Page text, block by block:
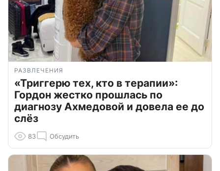
РАЗВЛЕЧЕНИЯ
«Триггерю тех, кто в терапии»:
Гордон жестко прошлась по
диагнозу Ахмедовой и довела ее до
слёз
83 Обсудить